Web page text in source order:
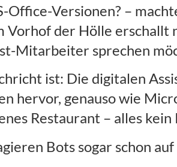
Office-Versionen? –
Vorhof der Hölle erschallt
Mitarbeiter sprechen
ist: Die digitalen
hervor, genauso wie
Restaurant – alles kein
Bots sogar schon auf